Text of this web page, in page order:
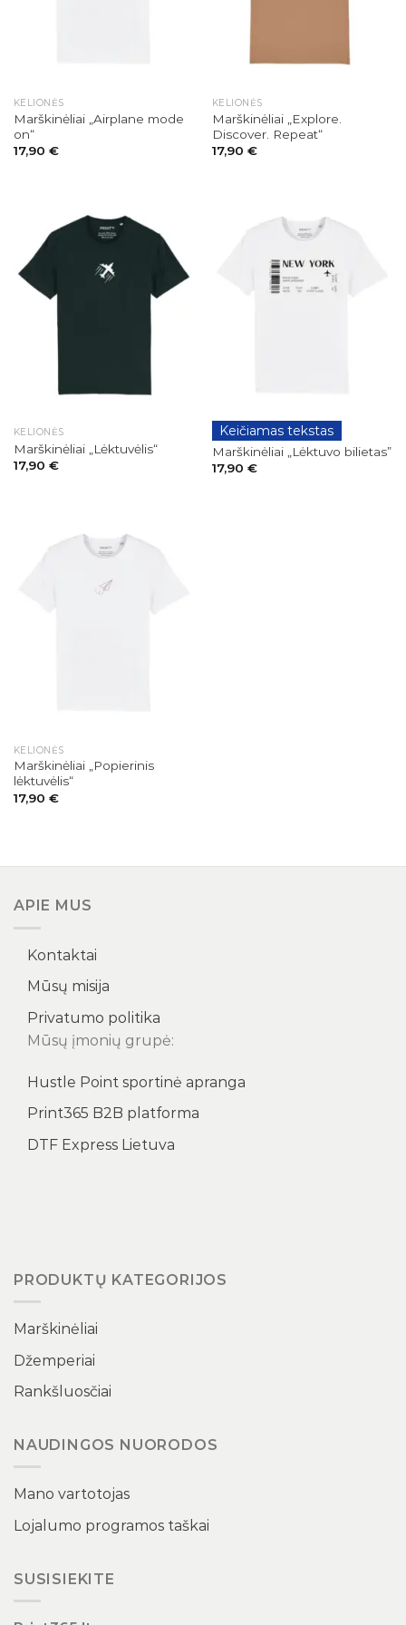
KELIONĖS
Marškinėliai „Airplane mode
on“
17,90 €
KELIONĖS
Marškinėliai „Explore.
Discover. Repeat“
17,90 €
KELIONĖS
Marškinėliai „Lėktuvėlis“
17,90 €
KELIONĖS
Keičiamas tekstas
Marškinėliai „Lėktuvo bilietas”
17,90 €
KELIONĖS
Marškinėliai „Popierinis
lėktuvėlis“
17,90 €
APIE MUS
Kontaktai
Mūsų misija
Privatumo politika
Mūsų įmonių grupė:
Hustle Point sportinė apranga
Print365 B2B platforma
DTF Express Lietuva
PRODUKTŲ KATEGORIJOS
Marškinėliai
Džemperiai
Rankšluosčiai
NAUDINGOS NUORODOS
Mano vartotojas
Lojalumo programos taškai
SUSISIEKITE